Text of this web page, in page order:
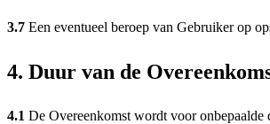
3.7 Een eventueel beroep van Gebruiker op
4. Duur van de
4.1 De Overeenkomst wordt voor